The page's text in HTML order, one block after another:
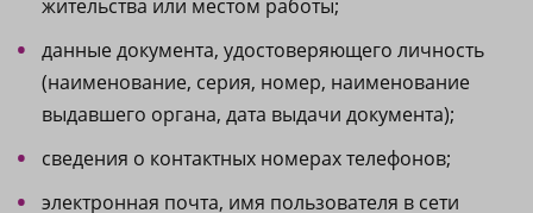
жительства или местом работы;
данные документа, удостоверяющего личность
(наименование, серия, номер, наименование
выдавшего органа, дата выдачи документа);
сведения о контактных номерах телефонов;
электронная почта, имя пользователя в сети